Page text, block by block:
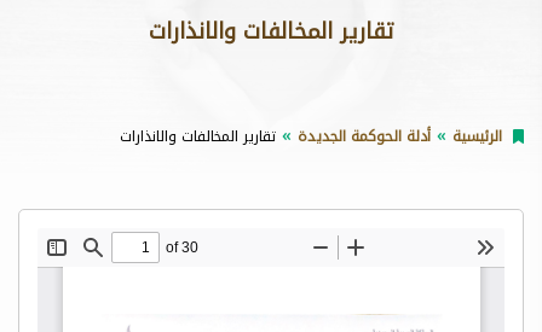
تقارير المخالفات والانذارات
الرئيسية أدلة الحوكمة الجديدة تقارير المخالفات والانذارات